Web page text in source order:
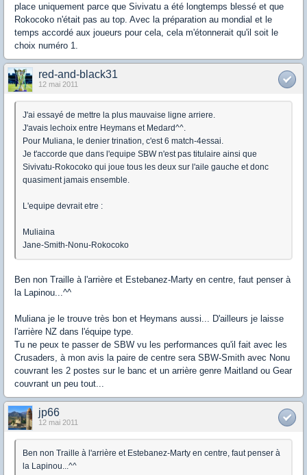
place uniquement parce que Sivivatu a été longtemps blessé et que
Rokocoko n'était pas au top. Avec la préparation au mondial et le
temps accordé aux joueurs pour cela, cela m'étonnerait qu'il soit le
choix numéro 1.
red-and-black31
12 mai 2011
J'ai essayé de mettre la plus mauvaise ligne arriere.
J'avais lechoix entre Heymans et Medard^^.
Pour Muliana, le denier trination, c'est 6 match-4essai.
Je t'accorde que dans l'equipe SBW n'est pas titulaire ainsi que
Sivivatu-Rokocoko qui joue tous les deux sur l'aile gauche et donc
quasiment jamais ensemble.
L'equipe devrait etre :
Muliaina
Jane-Smith-Nonu-Rokocoko
Ben non Traille à l'arrière et Estebanez-Marty en centre, faut penser à
la Lapinou...^^
Muliana je le trouve très bon et Heymans aussi... D'ailleurs je laisse
l'arrière NZ dans l'équipe type.
Tu ne peux te passer de SBW vu les performances qu'il fait avec les
Crusaders, à mon avis la paire de centre sera SBW-Smith avec Nonu
couvrant les 2 postes sur le banc et un arrière genre Maitland ou Gear
couvrant un peu tout...
jp66
12 mai 2011
Ben non Traille à l'arrière et Estebanez-Marty en centre, faut penser à
la Lapinou...^^